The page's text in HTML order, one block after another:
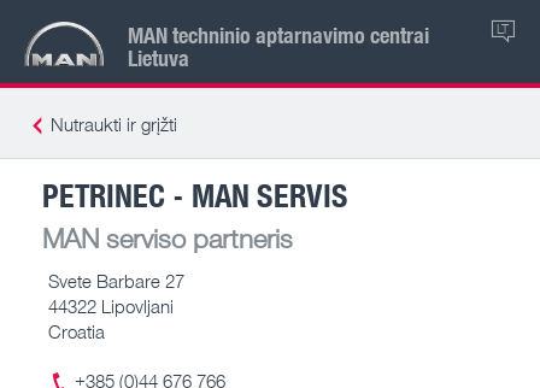
MAN techninio aptarnavimo centrai
Lietuva
LT
Nutraukti ir grįžti
PETRINEC - MAN SERVIS
MAN serviso partneris
Svete Barbare 27
44322 Lipovljani
Croatia
+385 (0)44 676 766